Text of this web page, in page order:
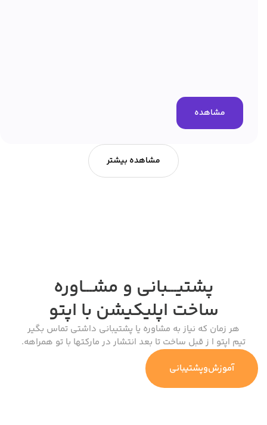
مشاهده بیشتر
مشاهده
پشتیـــبانی و مشـــاوره
ساخت اپلیکیشن با اپتو
هر زمان که نیاز به مشاوره یا پشتیبانی داشتی تماس بگیر
تیم اپتو ا ز قبل ساخت تا بعد انتشار در مارکتها با تو همراهه.
آموزش‌وپشتیبانی